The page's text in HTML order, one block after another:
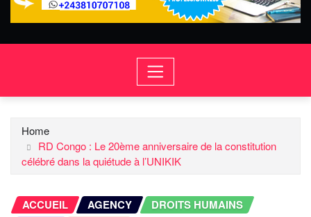
Home
RD Congo : Le 20ème anniversaire de la constitution
célébré dans la quiétude à l’UNIKIK
ACCUEIL AGENCY
DROITS HUMAINS